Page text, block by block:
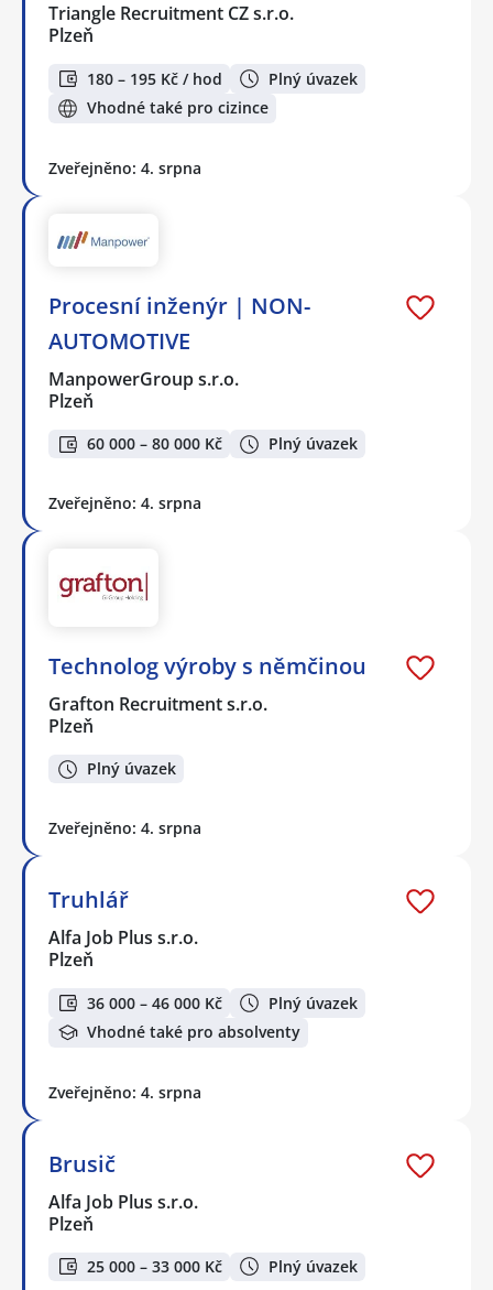
Triangle Recruitment CZ s.r.o.
Plzeň
180 – 195 Kč / hod
Plný úvazek
Vhodné také pro cizince
Zveřejněno: 4. srpna
Procesní inženýr | NON-
AUTOMOTIVE
ManpowerGroup s.r.o.
Plzeň
60 000 – 80 000 Kč Plný úvazek
Zveřejněno: 4. srpna
Technolog výroby s němčinou
Grafton Recruitment s.r.o.
Plzeň
Plný úvazek
Zveřejněno: 4. srpna
Truhlář
Alfa Job Plus s.r.o.
Plzeň
36 000 – 46 000 Kč
Plný úvazek
Vhodné také pro absolventy
Zveřejněno: 4. srpna
Brusič
Alfa Job Plus s.r.o.
Plzeň
25 000 – 33 000 Kč Plný úvazek